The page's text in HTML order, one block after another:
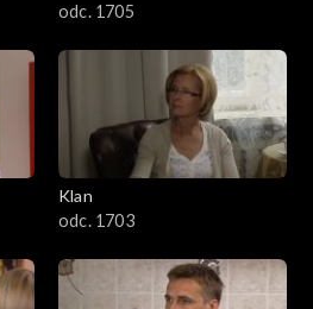
odc. 1705
Klan
odc. 1703